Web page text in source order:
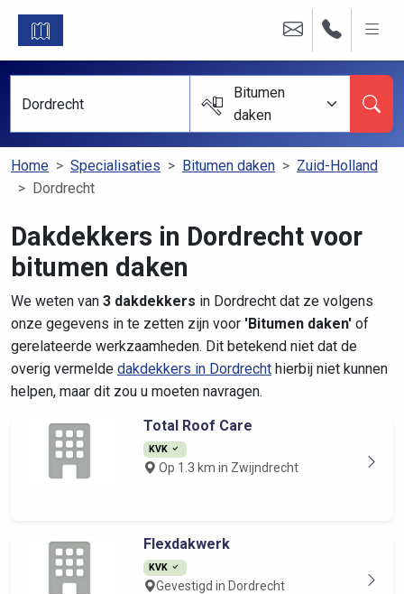
Bitumen
daken
Home Specialisaties Bitumen daken
Zuid-Holland
Dordrecht
Dakdekkers in Dordrecht voor
bitumen daken
We weten van 3 dakdekkers in Dordrecht dat ze volgens
onze gegevens in te zetten zijn voor 'Bitumen daken' of
gerelateerde werkzaamheden. Dit betekend niet dat de
overig vermelde dakdekkers in Dordrecht hierbij niet kunnen
helpen, maar dit zou u moeten navragen.
Total Roof Care
KVK
Op 1.3 km in Zwijndrecht
Flexdakwerk
KVK
Gevestigd in Dordrecht